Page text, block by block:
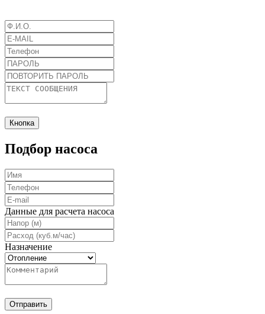
Кнопка
Подбор насоса
Данные для расчета насоса
Назначение
Отправить